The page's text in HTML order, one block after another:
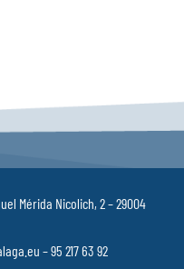
Mérida Nicolich, 2 – 29004
– 95 217 63 92